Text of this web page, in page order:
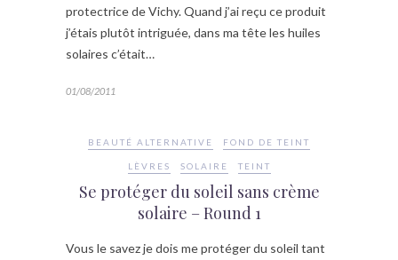
protectrice de Vichy. Quand j’ai reçu ce produit
j’étais plutôt intriguée, dans ma tête les huiles
solaires c’était…
01/08/2011
BEAUTÉ ALTERNATIVE FOND DE TEINT
LÈVRES SOLAIRE TEINT
Se protéger du soleil sans crème
solaire – Round 1
Vous le savez je dois me protéger du soleil tant